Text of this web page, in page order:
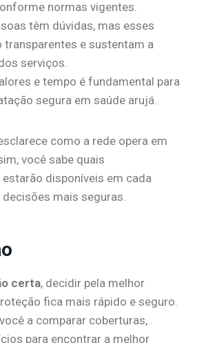
normas vigentes.
têm dúvidas, mas esses
transparentes e sustentam a
serviços.
e tempo é fundamental para
segura em saúde arujá.
como a rede opera em
você sabe quais
disponíveis em cada
mais seguras.
certa, decidir pela melhor
fica mais rápido e seguro.
a comparar coberturas,
para encontrar a melhor